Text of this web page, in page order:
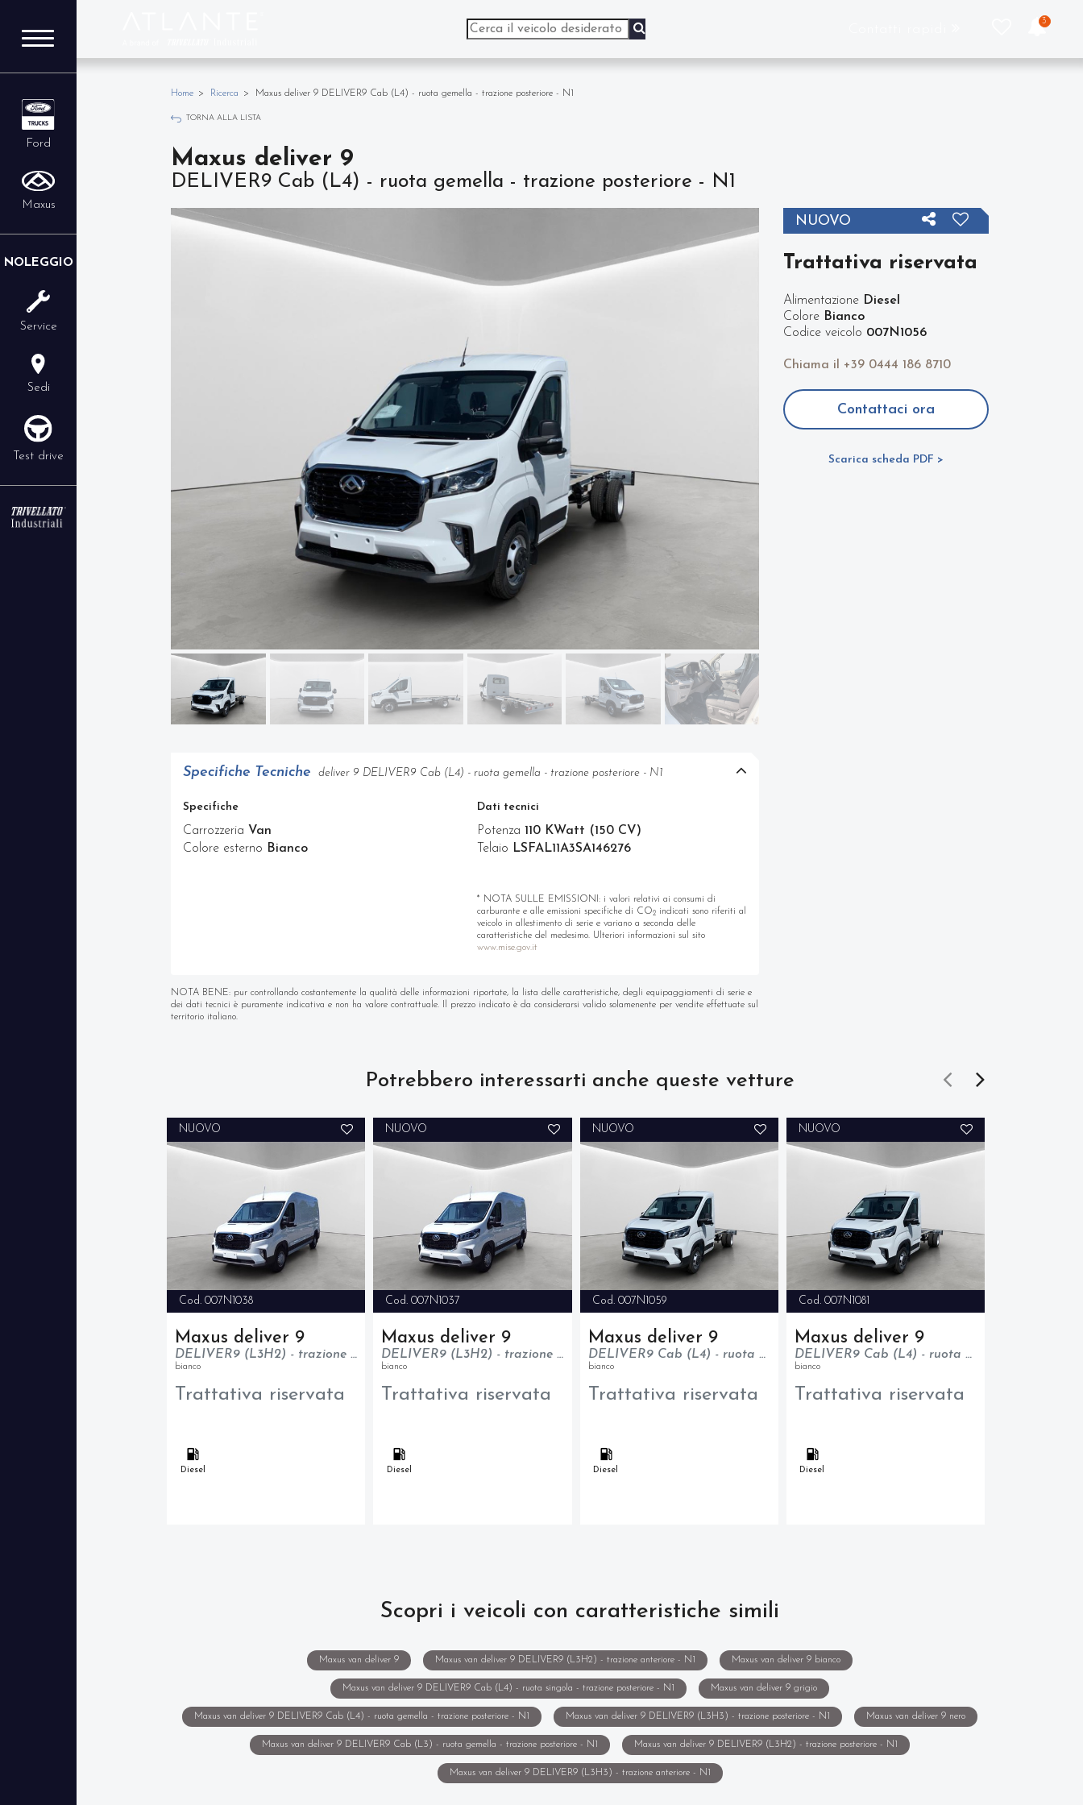
3
Ford
Maxus
NOLEGGIO
Service
Sedi
Test drive
Home Ricerca Maxus deliver 9 DELIVER9 Cab (L4) - ruota gemella - trazione posteriore - N1
TORNA ALLA LISTA
Maxus deliver 9
DELIVER9 Cab (L4) - ruota gemella - trazione posteriore - N1
Specifiche Tecniche deliver 9 DELIVER9 Cab (L4) - ruota gemella - trazione posteriore - N1
Specifiche
Carrozzeria Van
Colore esterno Bianco
Dati tecnici
Potenza 110 KWatt (150 CV)
Telaio LSFAL11A3SA146276
* NOTA SULLE EMISSIONI: i valori relativi ai consumi di
carburante e alle emissioni specifiche di CO2 indicati sono riferiti al
veicolo in allestimento di serie e variano a seconda delle
caratteristiche del medesimo. Ulteriori informazioni sul sito
www.mise.gov.it
NOTA BENE: pur controllando costantemente la qualità delle informazioni riportate, la lista delle caratteristiche, degli equipaggiamenti di serie e
dei dati tecnici è puramente indicativa e non ha valore contrattuale. Il prezzo indicato è da considerarsi valido solamenente per vendite effettuate sul
territorio italiano.
NUOVO
Trattativa riservata
Alimentazione Diesel
Colore Bianco
Codice veicolo 007N1056
Chiama il +39 0444 186 8710
Contattaci ora
Scarica scheda PDF >
Potrebbero interessarti anche queste vetture
NUOVO
Cod. 007N1038
Maxus deliver 9
DELIVER9 (L3H2) - trazione anteriore - N1
bianco
Trattativa riservata
Diesel
NUOVO
Cod. 007N1037
Maxus deliver 9
DELIVER9 (L3H2) - trazione anteriore - N1
bianco
Trattativa riservata
Diesel
NUOVO
Cod. 007N1059
Maxus deliver 9
DELIVER9 Cab (L4) - ruota gemella - trazione posteriore - N1
bianco
Trattativa riservata
Diesel
NUOVO
Cod. 007N1081
Maxus deliver 9
DELIVER9 Cab (L4) - ruota gemella - trazione posteriore - N1
bianco
Trattativa riservata
Diesel
Scopri i veicoli con caratteristiche simili
Maxus van deliver 9 Maxus van deliver 9 DELIVER9 (L3H2) - trazione anteriore - N1 Maxus van deliver 9 bianco
Maxus van deliver 9 DELIVER9 Cab (L4) - ruota singola - trazione posteriore - N1 Maxus van deliver 9 grigio
Maxus van deliver 9 DELIVER9 Cab (L4) - ruota gemella - trazione posteriore - N1 Maxus van deliver 9 DELIVER9 (L3H3) - trazione posteriore - N1 Maxus van deliver 9 nero
Maxus van deliver 9 DELIVER9 Cab (L3) - ruota gemella - trazione posteriore - N1 Maxus van deliver 9 DELIVER9 (L3H2) - trazione posteriore - N1
Maxus van deliver 9 DELIVER9 (L3H3) - trazione anteriore - N1